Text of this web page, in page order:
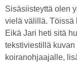
Sisäsiisteyttä olen
vielä välillä. Töissä
Eikä Jari heti sitä
tekstiviestillä kuvan
koiranohjaajalle,